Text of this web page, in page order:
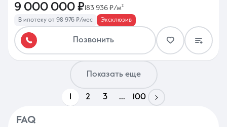
9 000 000 ₽ 183 936 ₽/м²
В ипотеку от 98 976 ₽/мес Эксклюзив
Позвонить
Показать еще
2 3 ... 100
FAQ